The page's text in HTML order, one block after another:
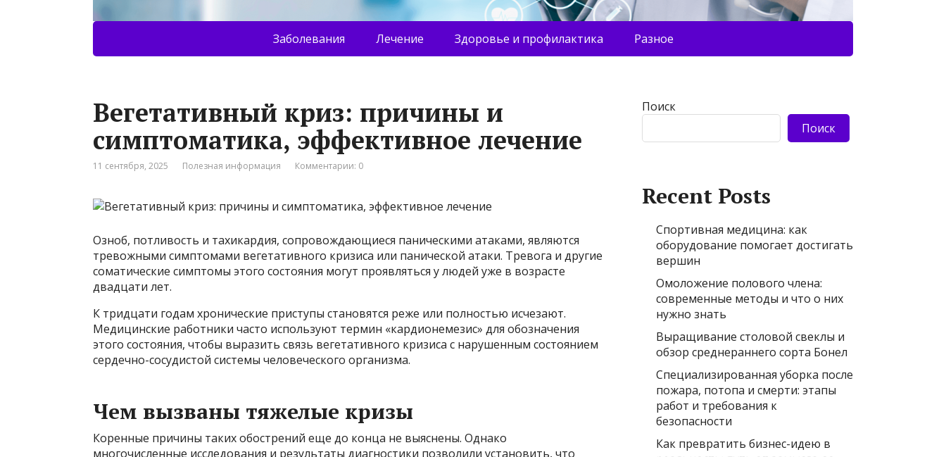
Заболевания Лечение Здоровье и профилактика Разное
Вегетативный криз: причины и
симптоматика, эффективное лечение
11 сентября, 2025 Полезная информация Комментарии: 0
Озноб, потливость и тахикардия, сопровождающиеся паническими атаками, являются
тревожными симптомами вегетативного кризиса или панической атаки. Тревога и другие
соматические симптомы этого состояния могут проявляться у людей уже в возрасте
двадцати лет.
К тридцати годам хронические приступы становятся реже или полностью исчезают.
Медицинские работники часто используют термин «кардионемезис» для обозначения
этого состояния, чтобы выразить связь вегетативного кризиса с нарушенным состоянием
сердечно-сосудистой системы человеческого организма.
Чем вызваны тяжелые кризы
Коренные причины таких обострений еще до конца не выяснены. Однако
многочисленные исследования и результаты диагностики позволили установить, что
Поиск
Поиск
Recent Posts
Спортивная медицина: как
оборудование помогает достигать
вершин
Омоложение полового члена:
современные методы и что о них
нужно знать
Выращивание столовой свеклы и
обзор среднераннего сорта Бонел
Специализированная уборка после
пожара, потопа и смерти: этапы
работ и требования к
безопасности
Как превратить бизнес-идею в